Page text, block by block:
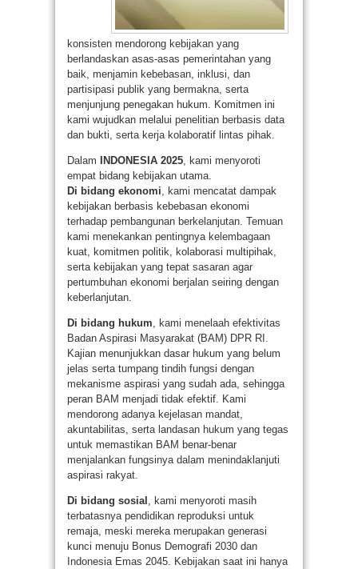
konsisten mendorong kebijakan yang
berlandaskan asas-asas pemerintahan yang
baik, menjamin kebebasan, inklusi, dan
partisipasi publik yang bermakna, serta
menjunjung penegakan hukum. Komitmen ini
kami wujudkan melalui penelitian berbasis data
dan bukti, serta kerja kolaboratif lintas pihak.
Dalam INDONESIA 2025, kami menyoroti
empat bidang kebijakan utama.
Di bidang ekonomi, kami mencatat dampak
kebijakan berbasis kebebasan ekonomi
terhadap pembangunan berkelanjutan. Temuan
kami menekankan pentingnya kelembagaan
kuat, komitmen politik, kolaborasi multipihak,
serta kebijakan yang tepat sasaran agar
pertumbuhan ekonomi berjalan seiring dengan
keberlanjutan.
Di bidang hukum, kami menelaah efektivitas
Badan Aspirasi Masyarakat (BAM) DPR RI.
Kajian menunjukkan dasar hukum yang belum
jelas serta tumpang tindih fungsi dengan
mekanisme aspirasi yang sudah ada, sehingga
peran BAM menjadi tidak efektif. Kami
mendorong adanya kejelasan mandat,
akuntabilitas, serta landasan hukum yang tegas
untuk memastikan BAM benar-benar
menjalankan fungsinya dalam menindaklanjuti
aspirasi rakyat.
Di bidang sosial , kami menyoroti masih
terbatasnya pendidikan reproduksi untuk
remaja, meski mereka merupakan generasi
kunci menuju Bonus Demografi 2030 dan
Indonesia Emas 2045. Kebijakan saat ini hanya